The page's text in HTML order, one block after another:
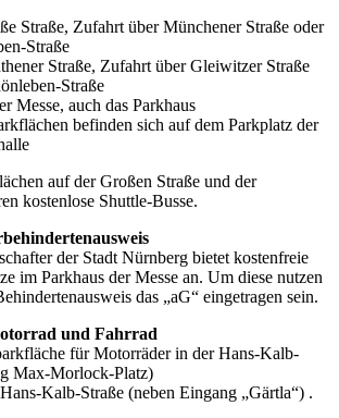
Straße, Zufahrt über Münchener Straße oder
Straße
Straße, Zufahrt über Gleiwitzer Straße
Straße
Messe, auch das Parkhaus
befinden sich auf dem Parkplatz der
auf der Großen Straße und der
kostenlose Shuttle-Busse.
der Stadt Nürnberg bietet kostenfreie
im Parkhaus der Messe an. Um diese nutzen
das „aG“ eingetragen sein.
und Fahrrad
für Motorräder in der Hans-Kalb-
Max-Morlock-Platz)
Kalb-Straße (neben Eingang „Gärtla“) .